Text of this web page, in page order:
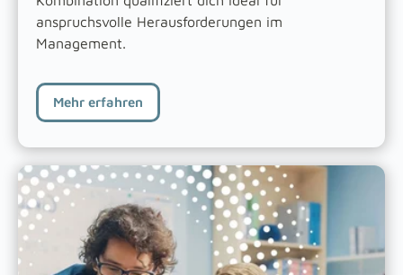
anspruchsvolle Herausforderungen im
Management.
Mehr erfahren